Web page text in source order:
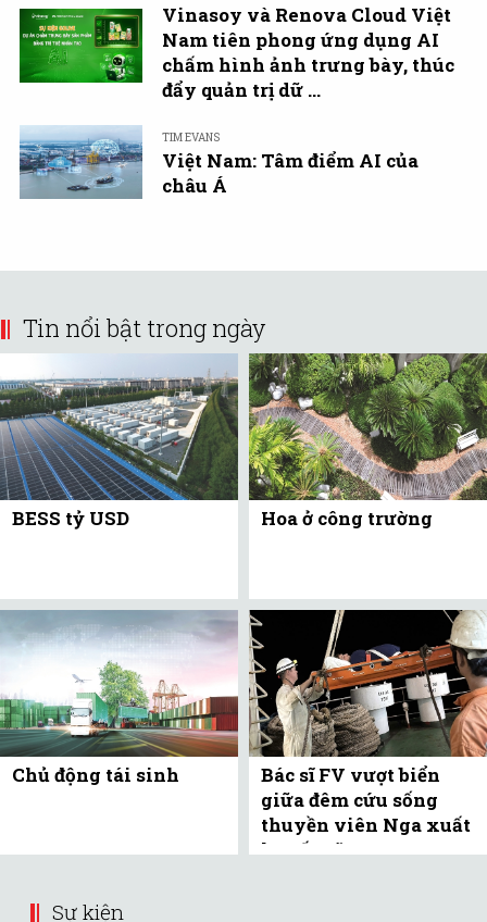
Vinasoy và Renova Cloud Việt
Nam tiên phong ứng dụng AI
chấm hình ảnh trưng bày, thúc
đẩy quản trị dữ ...
TIM EVANS
Việt Nam: Tâm điểm AI của
châu Á
Tin nổi bật trong ngày
BESS tỷ USD Hoa ở công trường
Chủ động tái sinh
Bác sĩ FV vượt biển
giữa đêm cứu sống
thuyền viên Nga xuất
huyết não
Sự kiện